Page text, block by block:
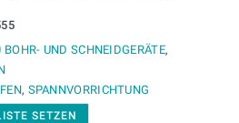
BOHR- UND SCHNEIDGERÄTE,
, SPANNVORRICHTUNG
SETZEN